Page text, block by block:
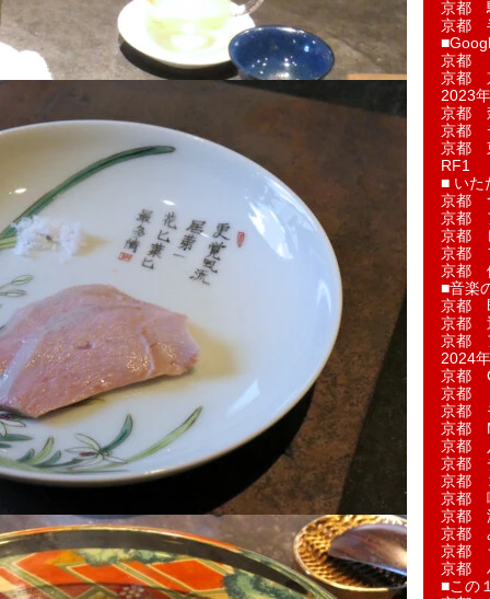
京都
京都
京都
京都
2023
京都
京都
京都
RF1
■ いた
京都
京都
京都
京都
京都
■音楽
京都
京都
京都
2024
京都
京都
京都
京都
京都
京都
京都
京都
京都
京都
京都
京都
■この